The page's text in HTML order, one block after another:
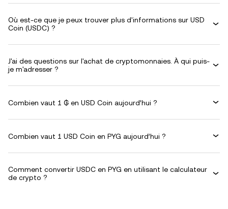
Où est-ce que je peux trouver plus d'informations sur USD
Coin (USDC) ?
J'ai des questions sur l'achat de cryptomonnaies. À qui puis-
je m'adresser ?
Combien vaut 1 ₲ en USD Coin aujourd’hui ?
Combien vaut 1 USD Coin en PYG aujourd’hui ?
Comment convertir USDC en PYG en utilisant le calculateur
de crypto ?